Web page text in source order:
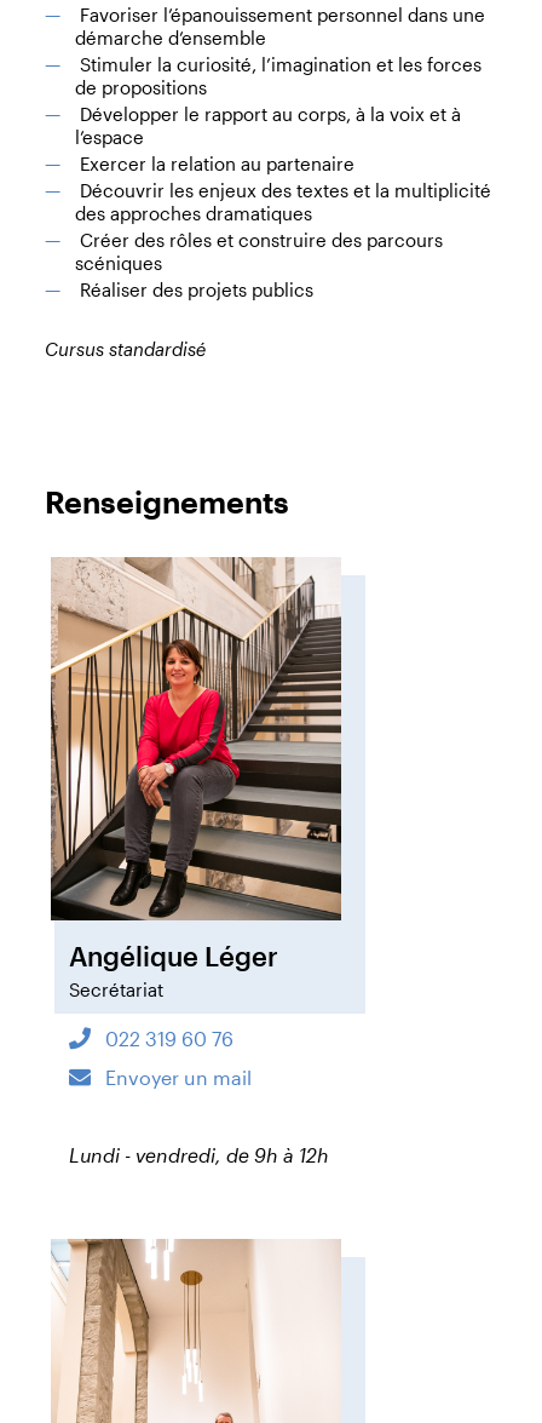
Favoriser l’épanouissement personnel dans une
démarche d’ensemble
Stimuler la curiosité, l’imagination et les forces
de propositions
Développer le rapport au corps, à la voix et à
l’espace
Exercer la relation au partenaire
Découvrir les enjeux des textes et la multiplicité
des approches dramatiques
Créer des rôles et construire des parcours
scéniques
Réaliser des projets publics
Cursus standardisé
Renseignements
Angélique Léger
Secrétariat
022 319 60 76
Envoyer un mail
Lundi - vendredi, de 9h à 12h